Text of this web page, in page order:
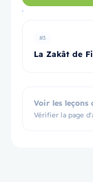
#3
La Zakât de
Voir les leçons
Vérifier la page